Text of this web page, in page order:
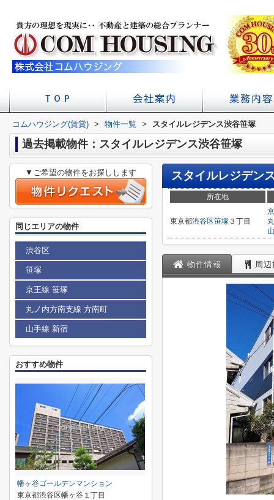
店舗へのアクセス
会社概要 初台の賃貸 不
賃貸経
学校
コムハウジング(賃貸) > 物件一覧 > スタイルレジデンス渋谷笹塚
過去掲載物件：スタイルレジデンス渋谷笹塚
スタイルレジデン
所在地
東京都渋谷区笹塚 ３丁目
物件情報 周
▼ご希望の物件をお探しします
同じエリアの物件
渋谷区
笹塚
京王線 笹塚
丸ノ内方南支線 方南町
山手線 新宿
おすすめ物件
幡ヶ谷ゴールデンマンション
東京都渋谷区幡ヶ谷１丁目